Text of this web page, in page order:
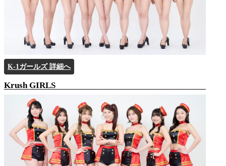
K-1ガールズ 詳細へ
Krush GIRLS